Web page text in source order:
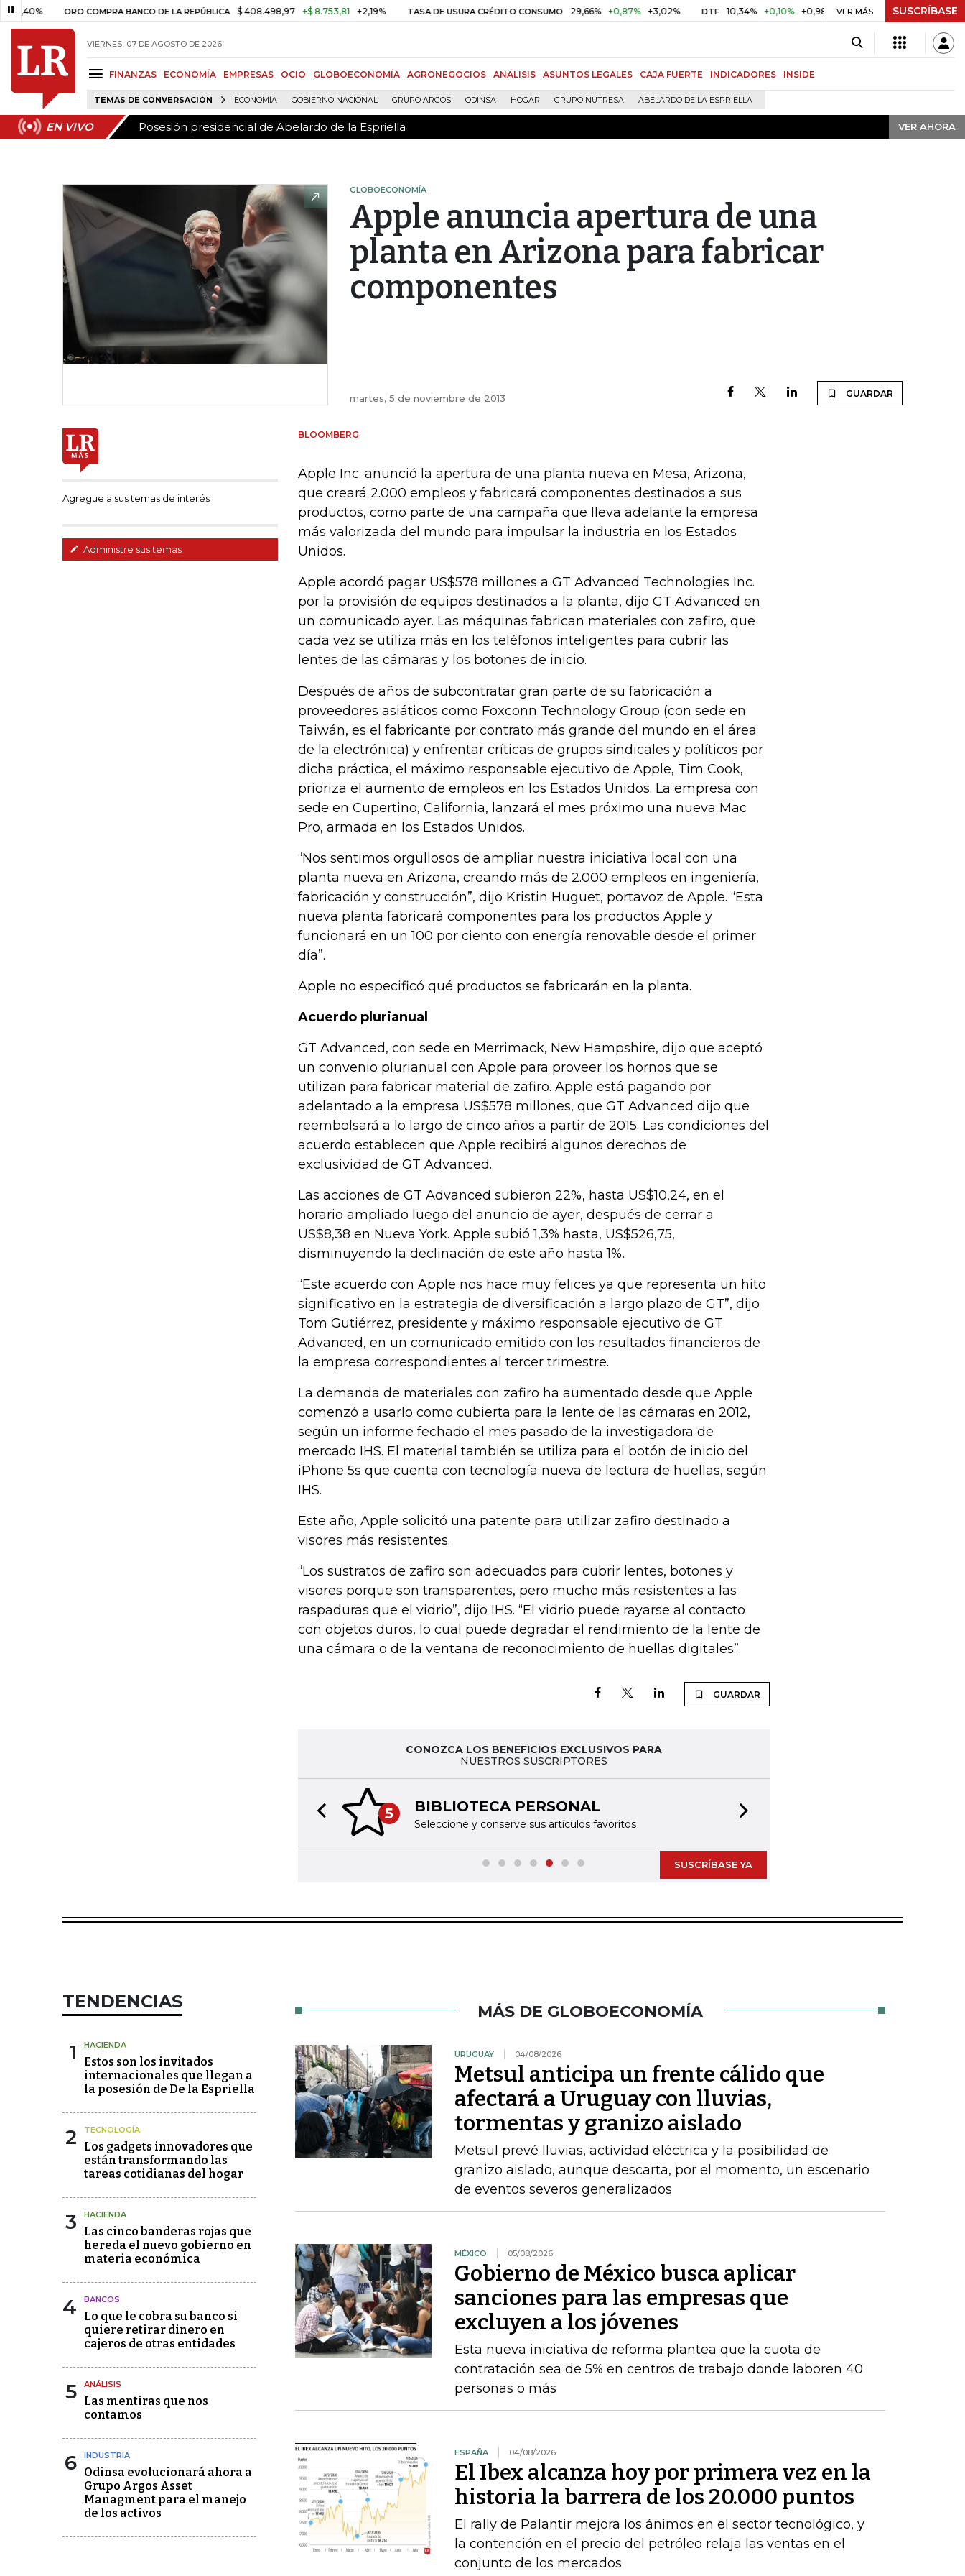
ORO COMPRA BANCO DE LA REPÚBLICA $ 408.498,97 +$ 8.753,81 +2,19% TASA DE USURA CRÉDITO CONSUMO 29,66% +0,87% +3,02% DTF 10,34% +0,10% +0,98% UVR $ 416,91 +$ 0,05 +0,01%
VER MÁS SUSCRÍBASE
VIERNES, 07 DE AGOSTO DE 2026
FINANZAS ECONOMÍA EMPRESAS OCIO GLOBOECONOMÍA AGRONEGOCIOS ANÁLISIS ASUNTOS LEGALES CAJA FUERTE INDICADORES INSIDE
TEMAS DE CONVERSACIÓN ECONOMÍA GOBIERNO NACIONAL GRUPO ARGOS ODINSA HOGAR GRUPO NUTRESA ABELARDO DE LA ESPRIELLA
EN VIVO Posesión presidencial de Abelardo de la Espriella VER AHORA
EN VIVO Posesión presidencial de Abelardo de la Espriella VER AHORA
GLOBOECONOMÍA
Apple anuncia apertura de una
planta en Arizona para fabricar
componentes
martes, 5 de noviembre de 2013 GUARDAR
Agregue a sus temas de interés
Administre sus temas
BLOOMBERG
Apple Inc. anunció la apertura de una planta nueva en Mesa, Arizona,
que creará 2.000 empleos y fabricará componentes destinados a sus
productos, como parte de una campaña que lleva adelante la empresa
más valorizada del mundo para impulsar la industria en los Estados
Unidos.
Apple acordó pagar US$578 millones a GT Advanced Technologies Inc.
por la provisión de equipos destinados a la planta, dijo GT Advanced en
un comunicado ayer. Las máquinas fabrican materiales con zafiro, que
cada vez se utiliza más en los teléfonos inteligentes para cubrir las
lentes de las cámaras y los botones de inicio.
Después de años de subcontratar gran parte de su fabricación a
proveedores asiáticos como Foxconn Technology Group (con sede en
Taiwán, es el fabricante por contrato más grande del mundo en el área
de la electrónica) y enfrentar críticas de grupos sindicales y políticos por
dicha práctica, el máximo responsable ejecutivo de Apple, Tim Cook,
prioriza el aumento de empleos en los Estados Unidos. La empresa con
sede en Cupertino, California, lanzará el mes próximo una nueva Mac
Pro, armada en los Estados Unidos.
“Nos sentimos orgullosos de ampliar nuestra iniciativa local con una
planta nueva en Arizona, creando más de 2.000 empleos en ingeniería,
fabricación y construcción”, dijo Kristin Huguet, portavoz de Apple. “Esta
nueva planta fabricará componentes para los productos Apple y
funcionará en un 100 por ciento con energía renovable desde el primer
día”.
Apple no especificó qué productos se fabricarán en la planta.
Acuerdo plurianual
GT Advanced, con sede en Merrimack, New Hampshire, dijo que aceptó
un convenio plurianual con Apple para proveer los hornos que se
utilizan para fabricar material de zafiro. Apple está pagando por
adelantado a la empresa US$578 millones, que GT Advanced dijo que
reembolsará a lo largo de cinco años a partir de 2015. Las condiciones del
acuerdo establecen que Apple recibirá algunos derechos de
exclusividad de GT Advanced.
Las acciones de GT Advanced subieron 22%, hasta US$10,24, en el
horario ampliado luego del anuncio de ayer, después de cerrar a
US$8,38 en Nueva York. Apple subió 1,3% hasta, US$526,75,
disminuyendo la declinación de este año hasta 1%.
“Este acuerdo con Apple nos hace muy felices ya que representa un hito
significativo en la estrategia de diversificación a largo plazo de GT”, dijo
Tom Gutiérrez, presidente y máximo responsable ejecutivo de GT
Advanced, en un comunicado emitido con los resultados financieros de
la empresa correspondientes al tercer trimestre.
La demanda de materiales con zafiro ha aumentado desde que Apple
comenzó a usarlo como cubierta para la lente de las cámaras en 2012,
según un informe fechado el mes pasado de la investigadora de
mercado IHS. El material también se utiliza para el botón de inicio del
iPhone 5s que cuenta con tecnología nueva de lectura de huellas, según
IHS.
Este año, Apple solicitó una patente para utilizar zafiro destinado a
visores más resistentes.
“Los sustratos de zafiro son adecuados para cubrir lentes, botones y
visores porque son transparentes, pero mucho más resistentes a las
raspaduras que el vidrio”, dijo IHS. “El vidrio puede rayarse al contacto
con objetos duros, lo cual puede degradar el rendimiento de la lente de
una cámara o de la ventana de reconocimiento de huellas digitales”.
GUARDAR
CONOZCA LOS BENEFICIOS EXCLUSIVOS PARA
NUESTROS SUSCRIPTORES
5 BIBLIOTECA PERSONAL
Seleccione y conserve sus artículos favoritos
Previous slide
SUSCRÍBASE YA
TENDENCIAS
1 HACIENDA
Estos son los invitados
internacionales que llegan a
la posesión de De la Espriella
2 TECNOLOGÍA
Los gadgets innovadores que
están transformando las
tareas cotidianas del hogar
3 HACIENDA
Las cinco banderas rojas que
hereda el nuevo gobierno en
materia económica
4 BANCOS
Lo que le cobra su banco si
quiere retirar dinero en
cajeros de otras entidades
5 ANÁLISIS
Las mentiras que nos
contamos
6 INDUSTRIA
Odinsa evolucionará ahora a
Grupo Argos Asset
Managment para el manejo
de los activos
MÁS DE GLOBOECONOMÍA
URUGUAY 04/08/2026
Metsul anticipa un frente cálido que
afectará a Uruguay con lluvias,
tormentas y granizo aislado
Metsul prevé lluvias, actividad eléctrica y la posibilidad de
granizo aislado, aunque descarta, por el momento, un escenario
de eventos severos generalizados
MÉXICO 05/08/2026
Gobierno de México busca aplicar
sanciones para las empresas que
excluyen a los jóvenes
Esta nueva iniciativa de reforma plantea que la cuota de
contratación sea de 5% en centros de trabajo donde laboren 40
personas o más
ESPAÑA 04/08/2026
El Ibex alcanza hoy por primera vez en la
historia la barrera de los 20.000 puntos
El rally de Palantir mejora los ánimos en el sector tecnológico, y
la contención en el precio del petróleo relaja las ventas en el
conjunto de los mercados